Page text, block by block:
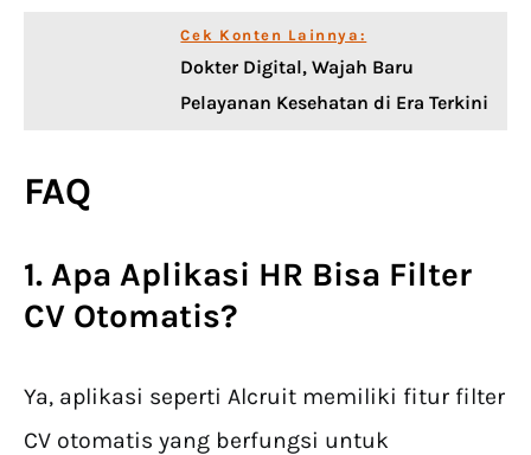
Cek Konten Lainnya:
Dokter Digital, Wajah Baru
Pelayanan Kesehatan di Era Terkini
FAQ
1. Apa Aplikasi HR Bisa Filter
CV Otomatis?
Ya, aplikasi seperti Alcruit memiliki fitur filter
CV otomatis yang berfungsi untuk